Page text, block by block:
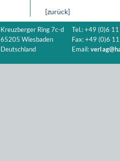
[zurück]
Kreuzberger Ring 7c-d
65205 Wiesbaden
Deutschland
Tel.: +49 (0)6
Fax: +49 (0)6
Email: